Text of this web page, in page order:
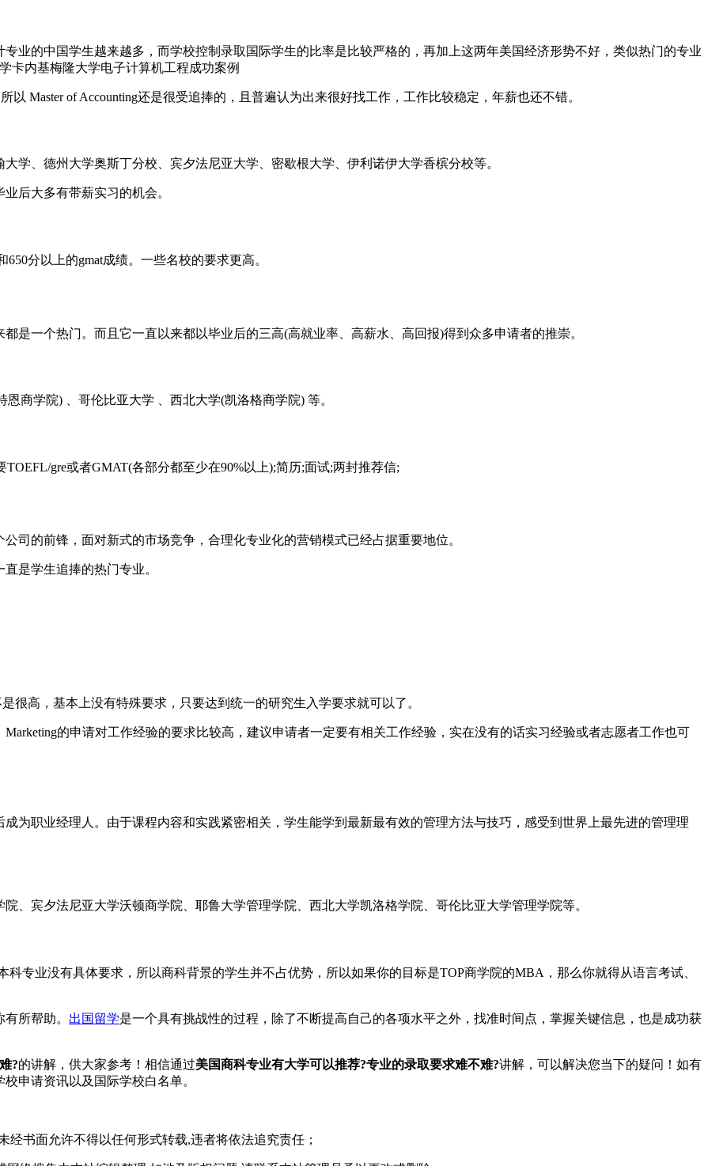
的中国学生越来越多，而学校控制录取国际学生的比率是比较严格的，再加上这两年美国经济形势不好，类似热门的专业
卡内基梅隆大学电子计算机工程成功案例
Master of Accounting还是很受追捧的，且普遍认为出来很好找工作，工作比较稳定，年薪也还不错。
、德州大学奥斯丁分校、宾夕法尼亚大学、密歇根大学、伊利诺伊大学香槟分校等。
后大多有带薪实习的机会。
分以上的gmat成绩。一些名校的要求更高。
一个热门。而且它一直以来都以毕业后的三高(高就业率、高薪水、高回报)得到众多申请者的推崇。
学院) 、哥伦比亚大学 、西北大学(凯洛格商学院) 等。
gre或者GMAT(各部分都至少在90%以上);简历;面试;两封推荐信;
的前锋，面对新式的市场竞争，合理化专业化的营销模式已经占据重要地位。
是学生追捧的热门专业。
高，基本上没有特殊要求，只要达到统一的研究生入学要求就可以了。
的申请对工作经验的要求比较高，建议申请者一定要有相关工作经验，实在没有的话实习经验或者志愿者工作也可
职业经理人。由于课程内容和实践紧密相关，学生能学到最新最有效的管理方法与技巧，感受到世界上最先进的管理理
宾夕法尼亚大学沃顿商学院、耶鲁大学管理学院、西北大学凯洛格学院、哥伦比亚大学管理学院等。
业没有具体要求，所以商科背景的学生并不占优势，所以如果你的目标是TOP商学院的MBA，那么你就得从语言考试、
所帮助。 出国留学是一个具有挑战性的过程，除了不断提高自己的各项水平之外，找准时间点，掌握关键信息，也是成功获
?的讲解，供大家参考！相信通过美国商科专业有大学可以推荐?专业的录取要求难不难?讲解，可以解决您当下的疑问！如有
校申请资讯以及国际学校白名单。
书面允许不得以任何形式转载,违者将依法追究责任；